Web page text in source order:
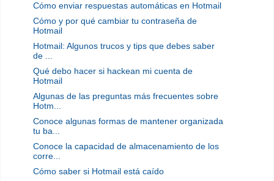
Cómo enviar respuestas automáticas en Hotmail
Cómo y por qué cambiar tu contraseña de
Hotmail
Hotmail: Algunos trucos y tips que debes saber
de ...
Qué debo hacer si hackean mi cuenta de
Hotmail
Algunas de las preguntas más frecuentes sobre
Hotm...
Conoce algunas formas de mantener organizada
tu ba...
Conoce la capacidad de almacenamiento de los
corre...
Cómo saber si Hotmail está caído